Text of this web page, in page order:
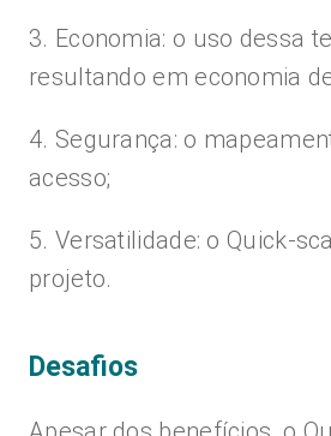
3. Economia: o uso dessa
resultando em economia
4. Segurança: o
acesso;
5. Versatilidade: o Quick-
projeto.
Desafios